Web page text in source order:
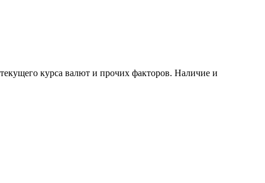
курса валют и прочих факторов. Наличие и